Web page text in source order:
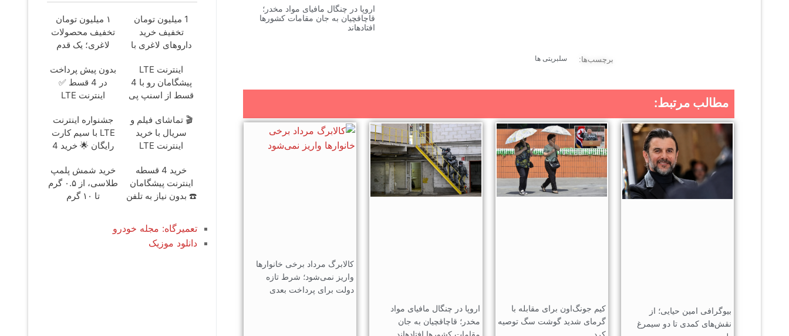
اروپا در چنگال مافیای مواد مخدر؛
قاچاقچیان به جان مقامات کشورها
افتادهاند
برچسب‌ها: سلبریتی ها
مطالب مرتبط:
بیوگرافی امین حیایی؛ از
نقش‌های کمدی تا دو سیمرغ
کیم جونگ‌اون برای مقابله با
گرمای شدید گوشت سگ توصیه
کرد
اروپا در چنگال مافیای مواد
مخدر؛ قاچاقچیان به جان
مقامات کشورها افتادهاند
کالابرگ مرداد برخی خانوارها
واریز نمی‌شود؛ شرط تازه
دولت برای پرداخت بعدی
1 میلیون تومان
تخفیف خرید
داروهای لاغری با
پک یخ!
۱ میلیون تومان
تخفیف محصولات
لاغری؛ یک قدم
کاهش وزن
اینترنت LTE
پیشگامان رو با 4
قسط از اسنپ پی
بدون پیش پرداخت
در 4 قسط ✅
اینترنت LTE
کارت رایگان
🎬 تماشای فیلم و
سریال با خرید
اینترنت LTE
قسط
جشنواره اینترنت
LTE با سیم کارت
رایگان 🌟 خرید 4
خرید 4 قسطه
اینترنت پیشگامان
☎️ بدون نیاز به تلفن
خرید شمش پلمپ
طلاسی، از ۰.۵ گرم
تا ۱۰ گرم
تعمیرگاه: مجله خودرو
دانلود موزیک